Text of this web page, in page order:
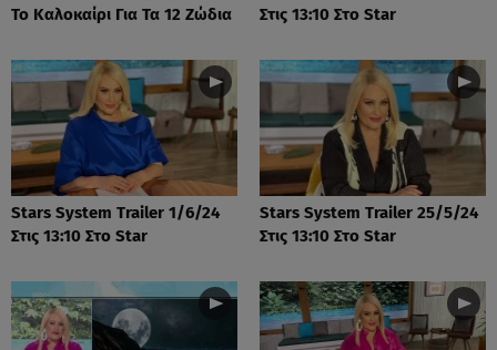
Το Καλοκαίρι Για Τα 12 Ζώδια
Στις 13:10 Στο Star
Stars System Trailer 1/6/24
Στις 13:10 Στο Star
Stars System Trailer 25/5/24
Στις 13:10 Στο Star